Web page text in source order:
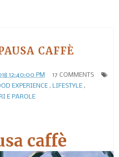
CAFFÈ
12:40:00 PM
17 COMMENTS
EXPERIENCE , LIFESTYLE ,
E PAROLE
caffè